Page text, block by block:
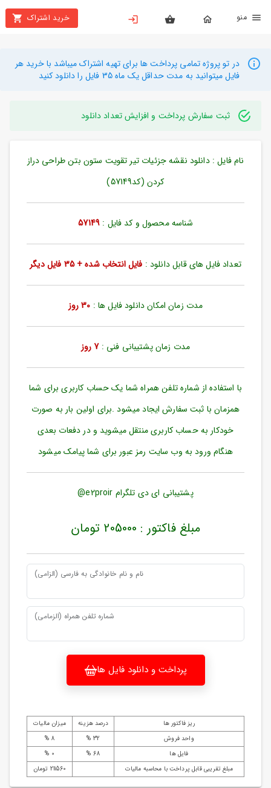
خرید اشتراک
بستن
محصولات
تهیه
راهنما
دانلود
ورود
به
بازیابی
رمز
مندی
ها
در تو پروژه تمامی پرداخت ها برای تهیه اشتراک میباشد با خرید هر
فایل میتوانید به مدت حداقل یک ماه 35 فایل را دانلود کنید
ثبت سفارش پرداخت و افزایش تعداد دانلود
نام فایل : دانلود نقشه جزئیات تیر تقویت ستون بتن طراحی دراز
کردن (کد57149)
شناسه محصول و کد فایل : 57149
تعداد فایل های قابل دانلود : فایل انتخاب شده + 35 فایل دیگر
مدت زمان امکان دانلود فایل ها : 30 روز
مدت زمان پشتیبانی فنی :7 روز
با استفاده از شماره تلفن همراه شما یک حساب کاربری برای شما
همزمان با ثبت سفارش ایجاد میشود .برای اولین بار به صورت
خودکار به حساب کاربری منتقل میشوید و در دفعات بعدی
هنگام ورود به وب سایت رمز عبور برای شما پیامک میشود
پشتیبانی ای دی تلگرام e2proir@
مبلغ فاکتور : 205000 تومان
نام و نام خانوادگی به فارسی (الزامی)
شماره تلفن همراه (الزمامی)
پرداخت و دانلود فایل ها
ریز فاکتور ها درصد هزینه
میزان مالیات
واحد فروش
32 %
8 %
فایل ها
68 %
0 %
مبلغ تقریبی قابل پرداخت با محاسبه مالیات
211560 تومان